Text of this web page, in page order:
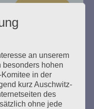
an unserem
besonders hohen
in der
kurz Auschwitz-
des
ohne jede